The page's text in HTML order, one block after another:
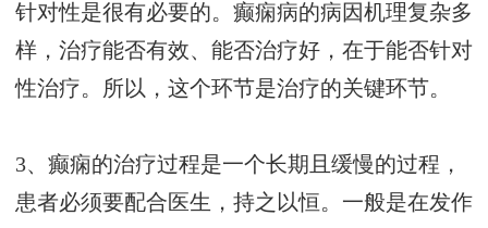
针对性是很有必要的。癫痫病的病因机理复杂多
样，治疗能否有效、能否治疗好，在于能否针对
性治疗。所以，这个环节是治疗的关键环节。
3、癫痫的治疗过程是一个长期且缓慢的过程，
患者必须要配合医生，持之以恒。一般是在发作